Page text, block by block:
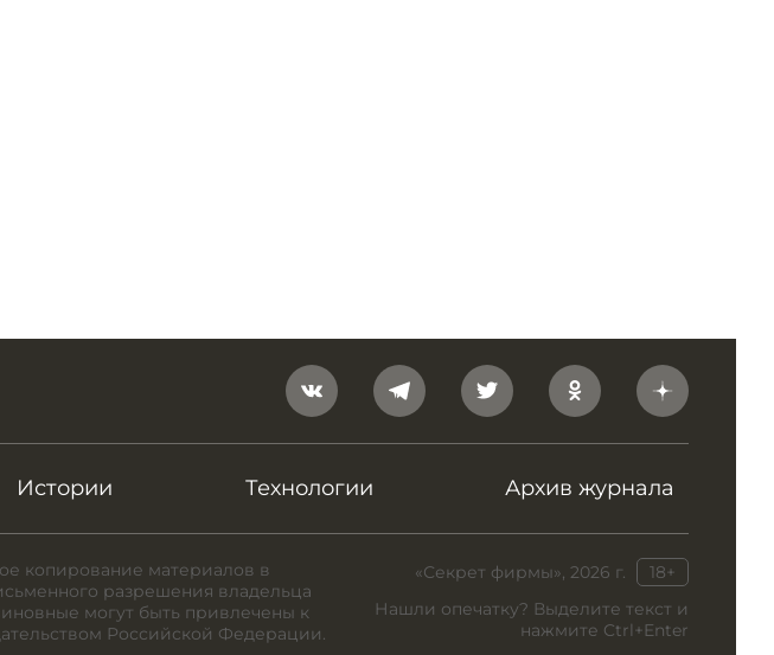
Истории Технологии Архив журнала
«Секрет фирмы», 2026 г.
18+
Нашли опечатку? Выделите текст и
нажмите Ctrl+Enter
копирование материалов в
разрешения владельца
могут быть привлечены к
Российской Федерации.